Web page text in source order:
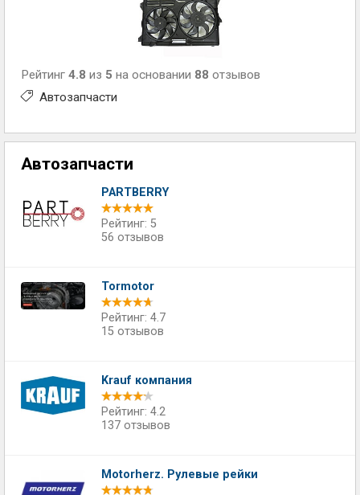
Рейтинг 4.8 из 5 на основании 88 отзывов
Автозапчасти
Автозапчасти
PARTBERRY
Рейтинг: 5
56 отзывов
Tormotor
Рейтинг: 4.7
15 отзывов
Krauf компания
Рейтинг: 4.2
137 отзывов
Motorherz. Рулевые рейки